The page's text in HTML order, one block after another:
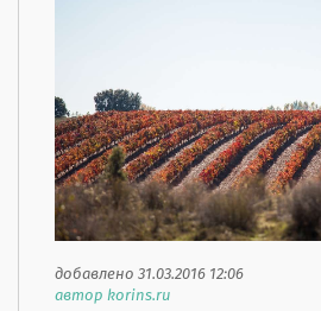
добавлено 31.03.2016 12:06
автор korins.ru